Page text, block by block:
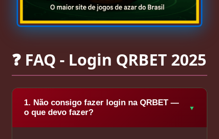
❓ FAQ - Login QRBET 2025
1. Não consigo fazer login na QRBET —
o que devo fazer?